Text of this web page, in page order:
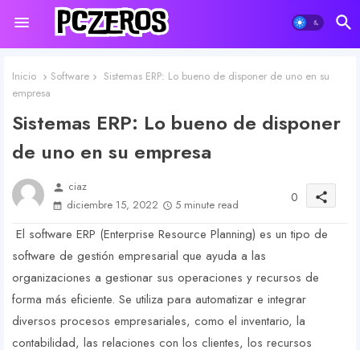
Inicio Software
Sistemas ERP: Lo bueno de disponer de uno en su
empresa
Sistemas ERP: Lo bueno de disponer
de uno en su empresa
person ciaz
diciembre 15, 2022
5 minute read 0 share
El software ERP (Enterprise Resource Planning) es un tipo de
software de gestión empresarial que ayuda a las
organizaciones a gestionar sus operaciones y recursos de
forma más eficiente. Se utiliza para automatizar e integrar
diversos procesos empresariales, como el inventario, la
contabilidad, las relaciones con los clientes, los recursos